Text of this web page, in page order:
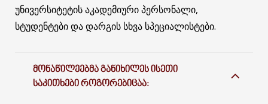
უნივერსიტეტის აკადემიური პერსონალი,
სტუდენტები და დარგის სხვა სპეციალისტები.
ᲛᲝᲜᲐᲬᲘᲚᲔᲔᲑᲛᲐ ᲒᲐᲜᲘᲮᲘᲚᲔᲡ ᲘᲡᲔᲗᲘ
ᲡᲐᲙᲘᲗᲮᲔᲑᲘ ᲠᲝᲒᲝᲠᲔᲑᲘᲪᲐᲐ: